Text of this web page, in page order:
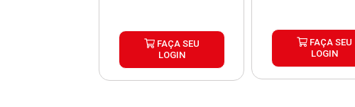
FAÇA SEU
LOGIN
FAÇA SEU
LOGIN